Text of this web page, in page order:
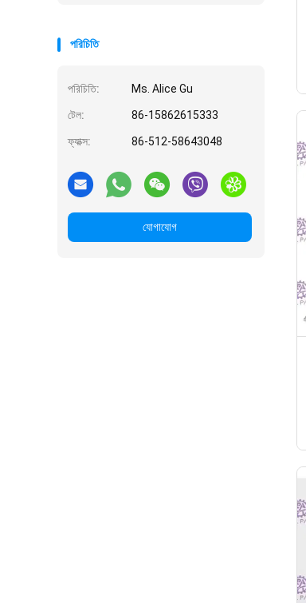
পরিচিতি
পরিচিতি: Ms. Alice Gu
টেল: 86-15862615333
ফ্যাক্স: 86-512-58643048
যোগাযোগ